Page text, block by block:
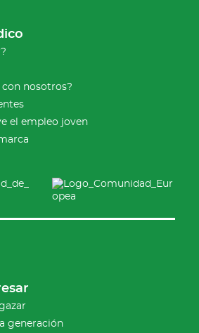
con nosotros?
el empleo joven
generación